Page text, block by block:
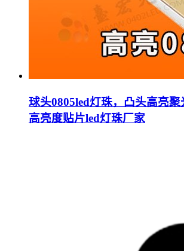
球头0805led灯珠，凸头高亮
高亮度贴片led灯珠厂家